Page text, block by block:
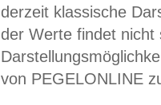
derzeit klassische
der Werte findet
von PEGELONLINE